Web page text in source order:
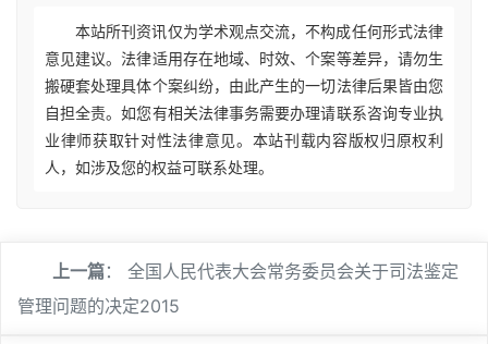
本站所刊资讯仅为学术观点交流，不构成任何形式法律
意见建议。法律适用存在地域、时效、个案等差异，请勿生
搬硬套处理具体个案纠纷，由此产生的一切法律后果皆由您
自担全责。如您有相关法律事务需要办理请联系咨询专业执
业律师获取针对性法律意见。本站刊载内容版权归原权利
人，如涉及您的权益可联系处理。
上一篇： 全国人民代表大会常务委员会关于司法鉴定
管理问题的决定2015